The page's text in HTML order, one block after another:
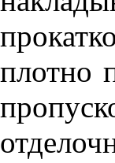
плотно